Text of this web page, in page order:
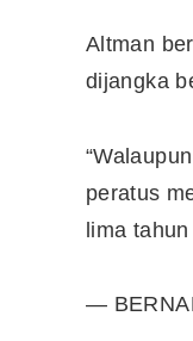
Altman
dijangka
peratus
lima
—